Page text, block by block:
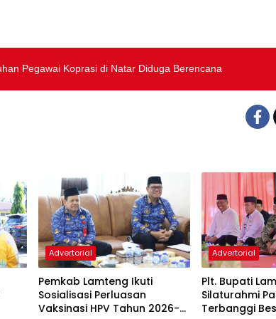
Pegawai Koprasi di Natar Diduga Berencana
Advertorial
Pemkab Lamteng Ikuti
Sosialisasi Perluasan
Vaksinasi HPV Tahun 2026-
Advertorial
Plt. Bupati
Silaturahmi
Terbanggi